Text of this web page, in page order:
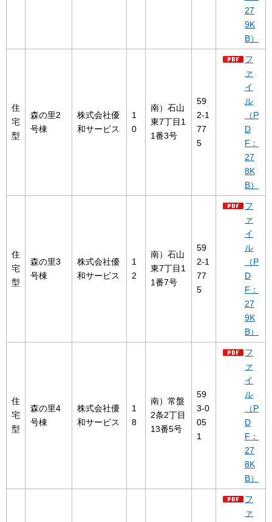
27
9K
B）
住
宅
型
森の里2
号棟
株式会社優
和サービス
1
0
南）石山
東7丁目1
1番3号
59
2-1
77
5
フ
ァ
イ
ル
（P
D
F：
27
8K
B）
住
宅
型
森の里3
号棟
株式会社優
和サービス
1
2
南）石山
東7丁目1
1番7号
59
2-1
77
5
フ
ァ
イ
ル
（P
D
F：
27
9K
B）
住
宅
型
森の里4
号棟
株式会社優
和サービス
1
8
南）常盤
2条2丁目
13番5号
59
3-0
05
1
フ
ァ
イ
ル
（P
D
F：
27
8K
B）
フ
ァ